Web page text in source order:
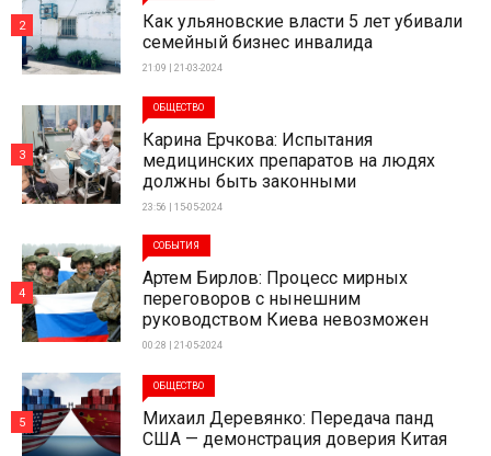
Как ульяновские власти 5 лет убивали
семейный бизнес инвалида
21:09 | 21-03-2024
2
ОБЩЕСТВО
Карина Ерчкова: Испытания
медицинских препаратов на людях
должны быть законными
23:56 | 15-05-2024
3
СОБЫТИЯ
Артем Бирлов: Процесс мирных
переговоров с нынешним
руководством Киева невозможен
00:28 | 21-05-2024
4
ОБЩЕСТВО
Михаил Деревянко: Передача панд
США — демонстрация доверия Китая
5